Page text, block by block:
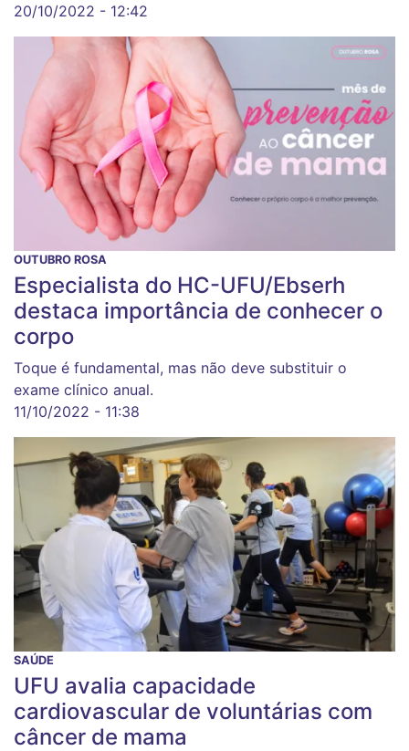
20/10/2022 - 12:42
OUTUBRO ROSA
Especialista do HC-UFU/Ebserh
destaca importância de conhecer o
corpo
Toque é fundamental, mas não deve substituir o
exame clínico anual.
11/10/2022 - 11:38
SAÚDE
UFU avalia capacidade
cardiovascular de voluntárias com
câncer de mama